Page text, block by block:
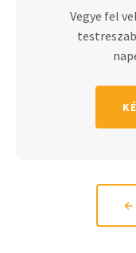
Vegye fel
←